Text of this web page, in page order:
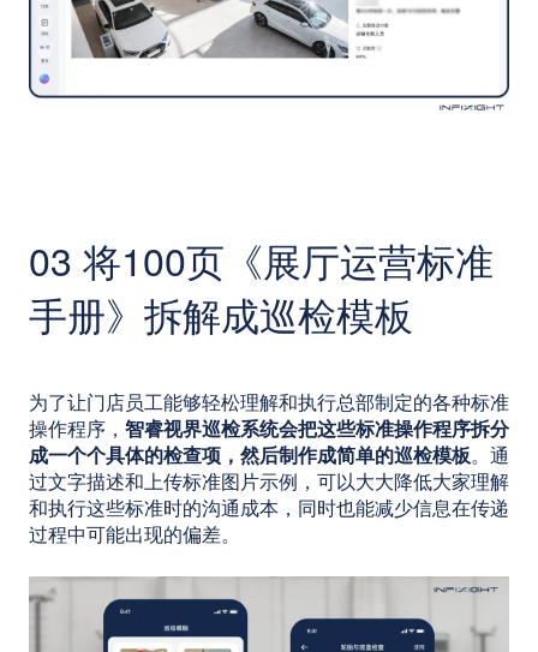
03 将100页《展厅运营标准
手册》拆解成巡检模板
为了让门店员工能够轻松理解和执行总部制定的各种标准
操作程序， 智睿视界巡检系统会把这些标准操作程序拆分
成一个个具体的检查项，然后制作成简单的巡检模板。通
过文字描述和上传标准图片示例，可以大大降低大家理解
和执行这些标准时的沟通成本，同时也能减少信息在传递
过程中可能出现的偏差。